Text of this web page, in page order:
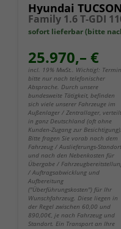
Hyundai TUCSON
sofort lieferbar (bitte
25.970,– €
incl. 19% MwSt.. Wichtig!:
bitte nur nach telefonischer
Absprache. Durch unsere
bundesweite Tätigkeit, befinden
sich viele unserer Fahrzeuge im
Außenlager / Zentrallager, verteilt
in ganz Deutschland (oft ohne
Kunden-Zugang zur Besichtigung).
Bitte fragen Sie vorab nach dem
Fahrzeug / Auslieferungs-Standort
und nach den Nebenkosten für
Übergabe /
/ Auftragsabwicklung und
Aufbereitung
("Überführungskosten") für Ihr
Wunschfahrzeug. Diese liegen in
der Regel zwischen 60,00 und
890,00€, je nach Fahrzeug und
Standort. Ein Transport an Ihre